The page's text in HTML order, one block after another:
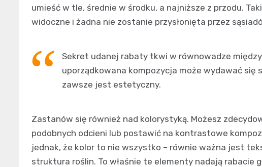
umieść w tle, średnie w środku, a najniższe z przodu.
widoczne i żadna nie zostanie przysłonięta przez
Sekret udanej rabaty tkwi w równowadze
uporządkowana kompozycja może wydawać się
zawsze jest estetyczny.
Zastanów się również nad kolorystyką. Możesz
podobnych odcieni lub postawić na kontrastowe
jednak, że kolor to nie wszystko – równie ważna jest
struktura roślin. To właśnie te elementy nadają rabacie